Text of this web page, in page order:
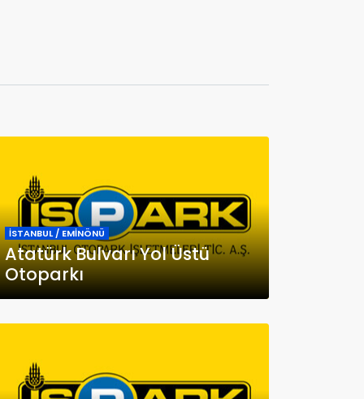
İSTANBUL / EMİNÖNÜ
Atatürk Bulvarı Yol Üstü
Otoparkı